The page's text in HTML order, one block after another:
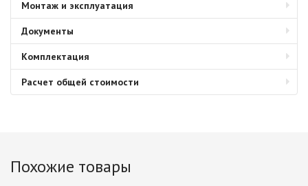
Монтаж и эксплуатация
Документы
Комплектация
Расчет общей стоимости
Похожие товары